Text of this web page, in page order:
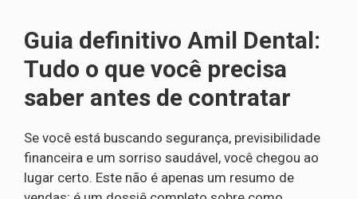
Guia definitivo Amil Dental:
Tudo o que você precisa
saber antes de contratar
Se você está buscando segurança, previsibilidade
financeira e um sorriso saudável, você chegou ao
lugar certo. Este não é apenas um resumo de